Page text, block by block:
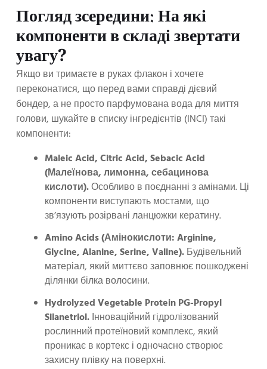
Погляд зсередини: На які
компоненти в складі звертати
увагу?
Якщо ви тримаєте в руках флакон і хочете
переконатися, що перед вами справді дієвий
бондер, а не просто парфумована вода для миття
голови, шукайте в списку інгредієнтів (INCI) такі
компоненти:
Maleic Acid, Citric Acid, Sebacic Acid
(Малеїнова, лимонна, себацинова
кислоти).Особливо в поєднанні з амінами. Ці
компоненти виступають мостами, що
зв’язують розірвані ланцюжки кератину.
Amino Acids (Амінокислоти: Arginine,
Glycine, Alanine, Serine, Valine).Будівельний
матеріал, який миттєво заповнює пошкоджені
ділянки білка волосини.
Hydrolyzed Vegetable Protein PG-Propyl
Silanetriol.Інноваційний гідролізований
рослинний протеїновий комплекс, який
проникає в кортекс і одночасно створює
захисну плівку на поверхні.